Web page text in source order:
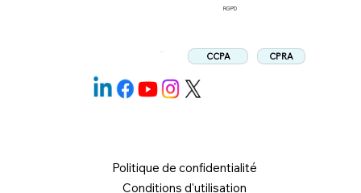
Politique de confidentialité
Conditions d'utilisation
RGPD
CCPA CPRA